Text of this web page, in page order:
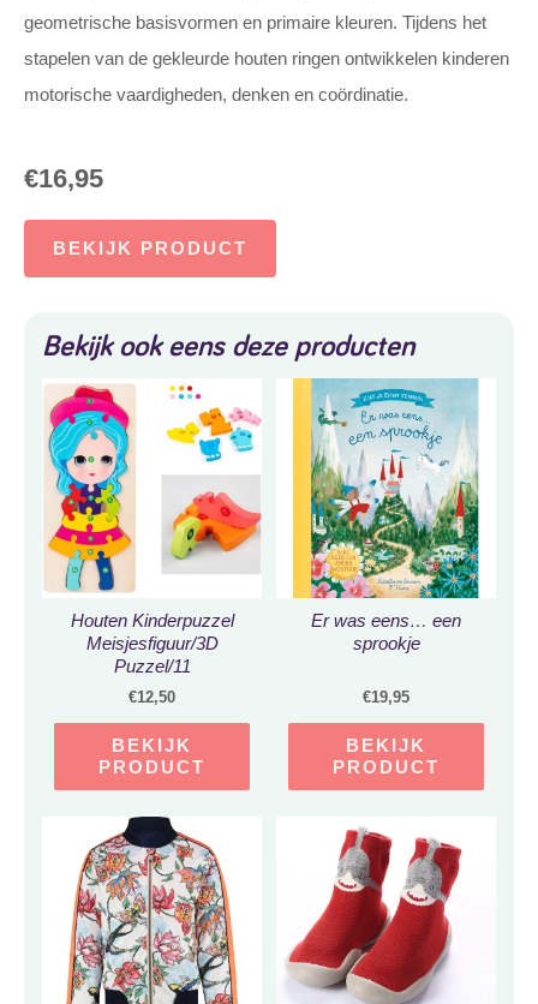
geometrische basisvormen en primaire kleuren. Tijdens het
stapelen van de gekleurde houten ringen ontwikkelen kinderen
motorische vaardigheden, denken en coördinatie.
€16,95
BEKIJK PRODUCT
Bekijk ook eens deze producten
Houten Kinderpuzzel
Meisjesfiguur/3D
Puzzel/11
Stukjes/Educatief
Milieu/Jigsaw Puzzle
€12,50
BEKIJK
PRODUCT
Er was eens… een
sprookje
€19,95
BEKIJK
PRODUCT